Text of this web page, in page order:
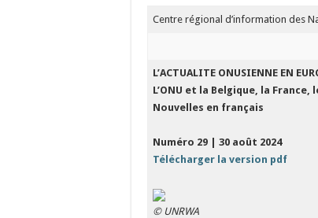
Centre régional d’information des
L’ACTUALITE ONUSIENNE EN
L’ONU et la Belgique, la
Nouvelles en français
Numéro 29 | 30 août 2024
Télécharger la version pdf
© UNRWA